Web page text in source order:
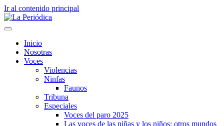
Ir al contenido principal
Inicio
Nosotras
Voces
Violencias
Ninfas
Faunos
Tribuna
Especiales
Voces del paro 2025
Las voces de las niñas y los niños: otros mundos